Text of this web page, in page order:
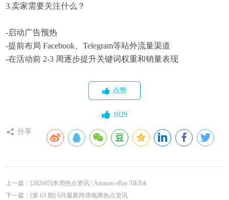
3.卖家需要关注什么？
-启动广告预热
-提前布局 Facebook、Telegram等站外流量渠道
-在活动前 2-3 周逐步提升关键词权重和销量表现
点赞
1029
分享
上一篇：[202605]本周热点资讯 | Amazon eBay TikTok
下一篇：[第 63 期] 6月最新跨境电商热点资讯